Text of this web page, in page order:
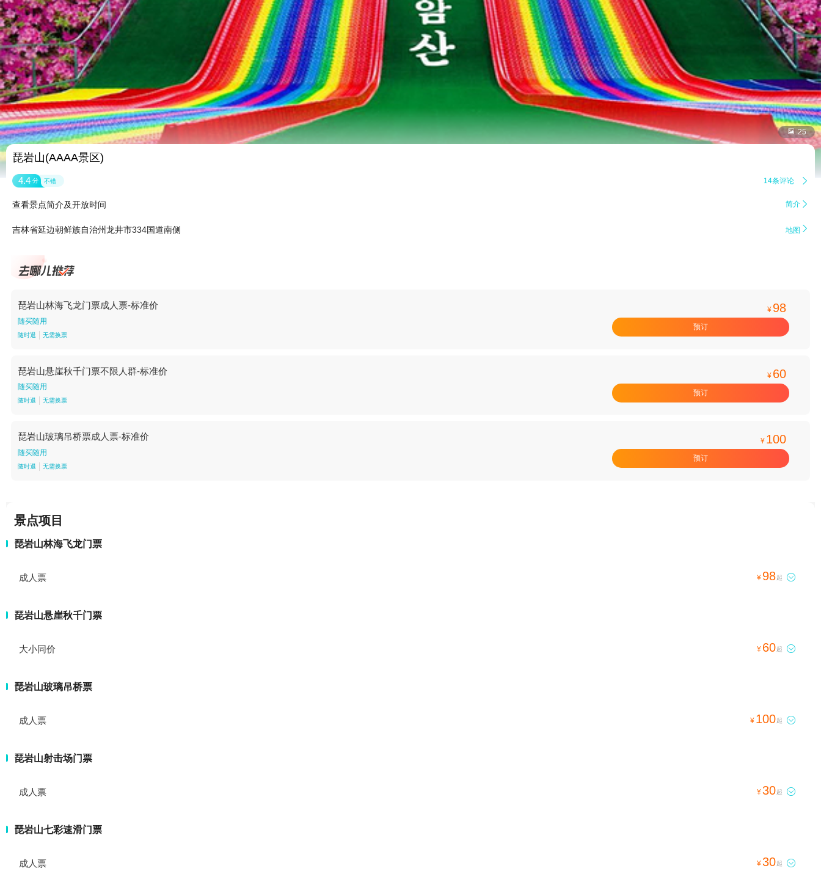
 25
琵岩山(AAAA景区)
4.4 分 不错 14条评论 
查看景点简介及开放时间 简介 
吉林省延边朝鲜族自治州龙井市334国道南侧 地图 
琵岩山林海飞龙门票成人票-标准价
随买随用
随时退 无需换票
¥ 98
预订
琵岩山悬崖秋千门票不限人群-标准价
随买随用
随时退 无需换票
¥ 60
预订
琵岩山玻璃吊桥票成人票-标准价
随买随用
随时退 无需换票
¥ 100
预订
景点项目
琵岩山林海飞龙门票
成人票 ¥ 98起 
琵岩山悬崖秋千门票
大小同价 ¥ 60起 
琵岩山玻璃吊桥票
成人票 ¥ 100起 
琵岩山射击场门票
成人票 ¥30起 
琵岩山七彩速滑门票
成人票 ¥30起 